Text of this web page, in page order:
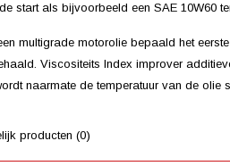
start als bijvoorbeeld een SAE 10W60
multigrade motorolie bepaald het
Viscositeits Index improver
naarmate de temperatuur van de olie
producten (0)